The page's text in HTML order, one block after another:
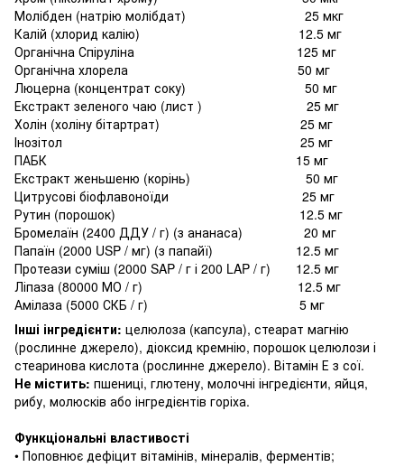
Молібден (натрію молібдат) 25 мкг
Калій (хлорид калію) 12.5 мг
Органічна Спіруліна 125 мг
Органічна хлорела 50 мг
Люцерна (концентрат соку) 50 мг
Екстракт зеленого чаю (лист ) 25 мг
Холін (холіну бітартрат) 25 мг
Інозітол 25 мг
ПАБК 15 мг
Екстракт женьшеню (корінь) 50 мг
Цитрусові біофлавоноїди 25 мг
Рутин (порошок) 12.5 мг
Бромелаїн (2400 ДДУ / г) (з ананаса) 20 мг
Папаїн (2000 USP / мг) (з папайї) 12.5 мг
Протеази суміш (2000 SAP / г і 200 LAP / г) 12.5 мг
Ліпаза (80000 МО / г) 12.5 мг
Амілаза (5000 СКБ / г) 5 мг
Інші інгредієнти: целюлоза (капсула), стеарат магнію
(рослинне джерело), діоксид кремнію, порошок целюлози і
стеаринова кислота (рослинне джерело). Вітамін Е з сої.
Не містить: пшениці, глютену, молочні інгредієнти, яйця,
рибу, молюсків або інгредієнтів горіха.
Функціональні властивості
• Поповнює дефіцит вітамінів, мінералів, ферментів;